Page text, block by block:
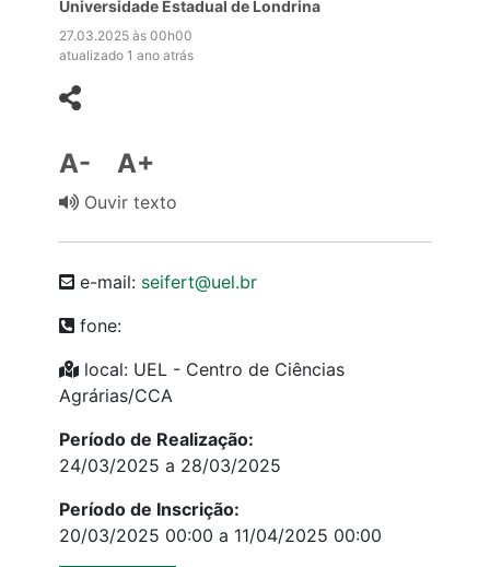
Universidade Estadual de Londrina
27.03.2025 às 00h00
atualizado 1 ano atrás
A- A+
Ouvir texto
e-mail: seifert@uel.br
fone:
local: UEL - Centro de Ciências
Agrárias/CCA
Período de Realização:
24/03/2025 a 28/03/2025
Período de Inscrição:
20/03/2025 00:00 a 11/04/2025 00:00